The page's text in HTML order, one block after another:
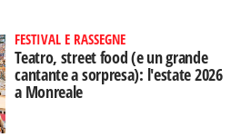
FESTIVAL E RASSEGNE
Teatro, street food (e un grande
cantante a sorpresa): l'estate 2026
a Monreale